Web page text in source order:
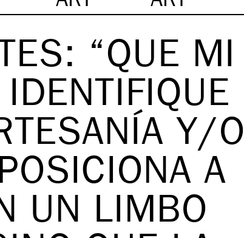
“QUE MI
Y/O
A
UN LIMBO